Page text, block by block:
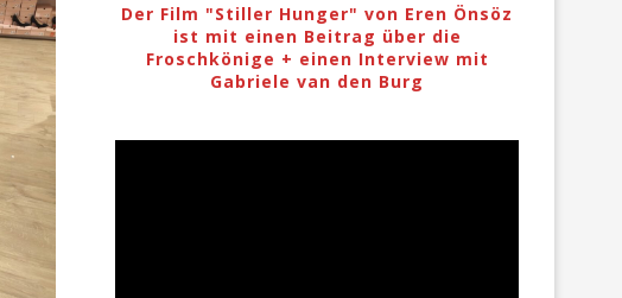
Der Film "Stiller Hunger" von Eren Önsöz
ist mit einen Beitrag über die
Froschkönige + einen Interview mit
Gabriele van den Burg